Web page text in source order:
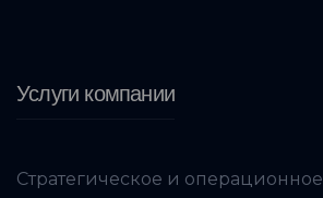
Услуги компании
Стратегическое и операционное